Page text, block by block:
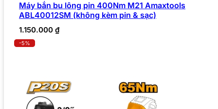
Máy bắn bu lông pin 400Nm M21 Amaxtools
ABL40012SM (không kèm pin & sạc)
1.150.000 ₫
-5%